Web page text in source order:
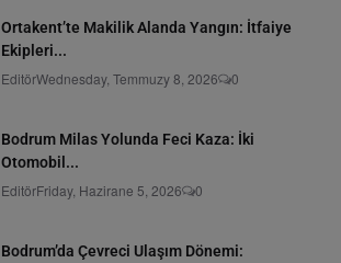
Ortakent’te Makilik Alanda Yangın: İtfaiye
Ekipleri...
EditörWednesday, Temmuzy 8, 2026 0
Bodrum Milas Yolunda Feci Kaza: İki
Otomobil...
EditörFriday, Hazirane 5, 2026 0
Bodrum’da Çevreci Ulaşım Dönemi: